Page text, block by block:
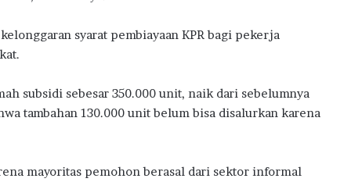
syarat pembiayaan KPR bagi pekerja
subsidi sebesar 350.000 unit, naik dari sebelumnya
tambahan 130.000 unit belum bisa disalurkan karena
mayoritas pemohon berasal dari sektor informal